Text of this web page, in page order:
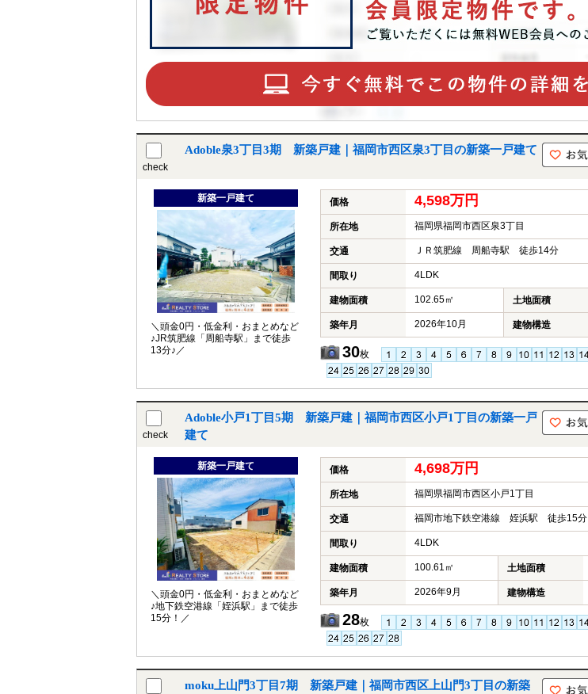
check
Adoble泉3丁目3期 新築戸建｜福岡市西区泉3丁目の新築一戸建て
新築一戸建て
＼頭金0円・低金利・おまとめなど
♪JR筑肥線「周船寺駅」まで徒歩
13分♪／
価格 4,598万円
所在地 福岡県福岡市西区泉3丁目
交通 ＪＲ筑肥線 周船寺駅 徒歩14分
間取り 4LDK
建物面積 102.65㎡ 土地面積
築年月 2026年10月 建物構造
30枚
check
Adoble小戸1丁目5期 新築戸建｜福岡市西区小戸1丁目の新築一戸
建て
新築一戸建て
＼頭金0円・低金利・おまとめなど
♪地下鉄空港線「姪浜駅」まで徒歩
15分！／
価格 4,698万円
所在地 福岡県福岡市西区小戸1丁目
交通 福岡市地下鉄空港線 姪浜駅 徒歩15分
間取り 4LDK
建物面積 100.61㎡ 土地面積
築年月 2026年9月 建物構造
28枚
moku上山門3丁目7期 新築戸建｜福岡市西区上山門3丁目の新築